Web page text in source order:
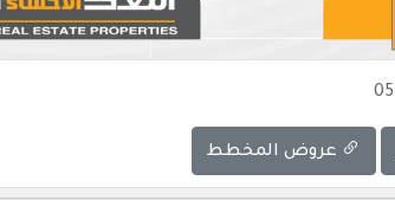
عروض المخطط